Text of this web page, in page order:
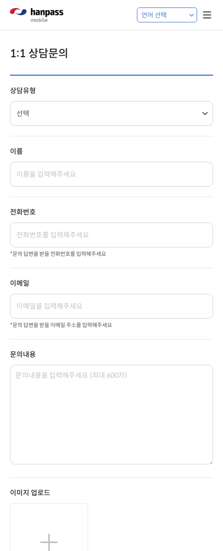
1:1 상담문의
상담유형
이름
전화번호
*문의 답변을 받을 전화번호를 입력해주세요
이메일
*문의 답변을 받을 이메일 주소를 입력해주세요
문의내용
이미지 업로드